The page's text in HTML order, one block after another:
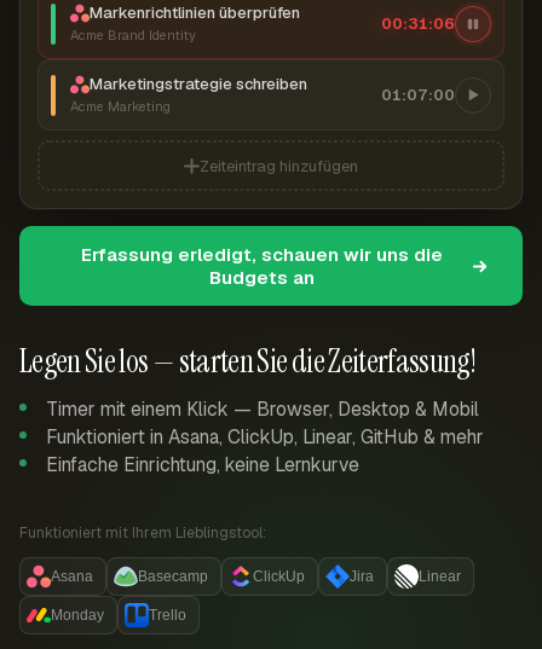
Legen Sie los — starten Sie die Zeiterfassung!
Timer mit einem Klick — Browser, Desktop & Mobil
Funktioniert in Asana, ClickUp, Linear, GitHub & mehr
Einfache Einrichtung, keine Lernkurve
Funktioniert mit Ihrem Lieblingstool:
Asana Basecamp ClickUp Jira Linear
Monday Trello
Markenrichtlinien überprüfen
Acme Brand Identity
00:31:07
Marketingstrategie schreiben
Acme Marketing
01:07:00
Zeiteintrag hinzufügen
Erfassung erledigt, schauen wir uns die
Budgets an